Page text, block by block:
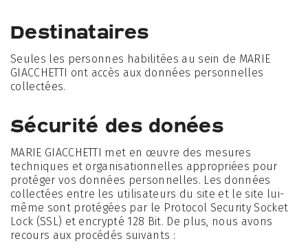
Destinataires
Seules les personnes habilitées au sein de MARIE
GIACCHETTI ont accès aux données personnelles
collectées.
Sécurité des donées
MARIE GIACCHETTI met en œuvre des mesures
techniques et organisationnelles appropriées pour
protéger vos données personnelles. Les données
collectées entre les utilisateurs du site et le site lui-
même sont protégées par le Protocol Security Socket
Lock (SSL) et encrypté 128 Bit. De plus, nous avons
recours aux procédés suivants :